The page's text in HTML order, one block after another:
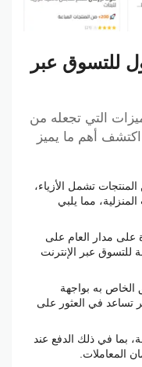
للتسوق عبر
التي تجعله من
اكتشف أهم ما يميز
تشمل الأزياء،
مما يلبي
مدار العام على
عبر الإنترنت
الخاص به بواجهة
تساعد في العثور على
بما في ذلك الدفع عند
المعاملات.